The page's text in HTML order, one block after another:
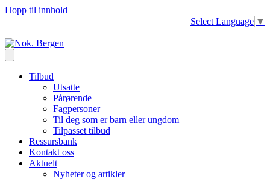
Hopp til innhold
Select Language ▼
Tilbud
Utsatte
Pårørende
Fagpersoner
Til deg som er barn eller ungdom
Tilpasset tilbud
Ressursbank
Kontakt oss
Aktuelt
Nyheter og artikler